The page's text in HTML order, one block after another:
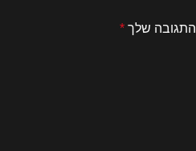
התגובה שלך *